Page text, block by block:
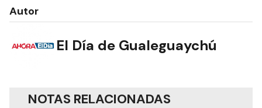
Autor
El Día de Gualeguaychú
NOTAS RELACIONADAS